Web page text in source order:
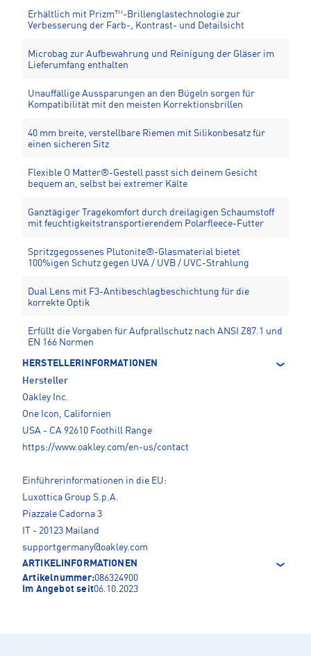
Erhältlich mit Prizm™-Brillenglastechnologie zur
Verbesserung der Farb-, Kontrast- und Detailsicht
Microbag zur Aufbewahrung und Reinigung der Gläser im
Lieferumfang enthalten
Unauffällige Aussparungen an den Bügeln sorgen für
Kompatibilität mit den meisten Korrektionsbrillen
40 mm breite, verstellbare Riemen mit Silikonbesatz für
einen sicheren Sitz
Flexible O Matter®-Gestell passt sich deinem Gesicht
bequem an, selbst bei extremer Kälte
Ganztägiger Tragekomfort durch dreilagigen Schaumstoff
mit feuchtigkeitstransportierendem Polarfleece-Futter
Spritzgegossenes Plutonite®-Glasmaterial bietet
100%igen Schutz gegen UVA / UVB / UVC-Strahlung
Dual Lens mit F3-Antibeschlagbeschichtung für die
korrekte Optik
Erfüllt die Vorgaben für Aufprallschutz nach ANSI Z87.1 und
EN 166 Normen
HERSTELLERINFORMATIONEN
Hersteller
Oakley Inc.
One Icon, Californien
USA - CA 92610 Foothill Range
https://www.oakley.com/en-us/contact
Einführerinformationen in die EU:
Luxottica Group S.p.A.
Piazzale Cadorna 3
IT - 20123 Mailand
supportgermany@oakley.com
ARTIKELINFORMATIONEN
Artikelnummer:086324900
Im Angebot seit06.10.2023